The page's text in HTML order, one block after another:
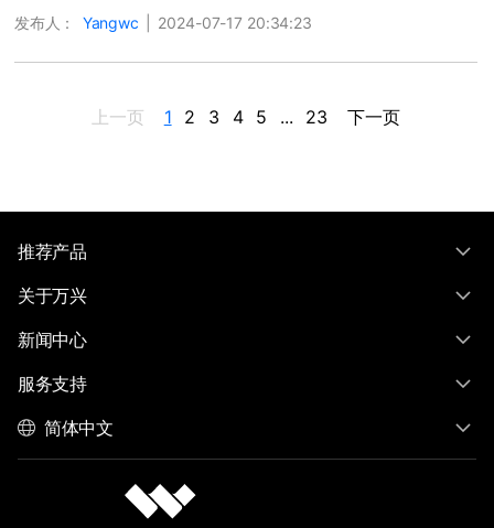
发布人： Yangwc 2024-07-17 20:34:23
上一页 1 2 3 4 5 ... 23 下一页
推荐产品
关于万兴
新闻中心
服务支持
简体中文